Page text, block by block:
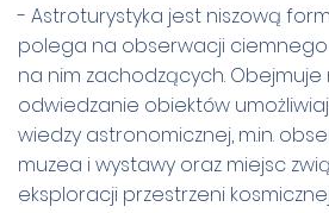
- Astroturystyka jest niszową
polega na obserwacji ciemnego
na nim zachodzących. Obejmuje
odwiedzanie obiektów
wiedzy astronomicznej, m.in.
muzea i wystawy oraz miejsc
eksploracji przestrzeni